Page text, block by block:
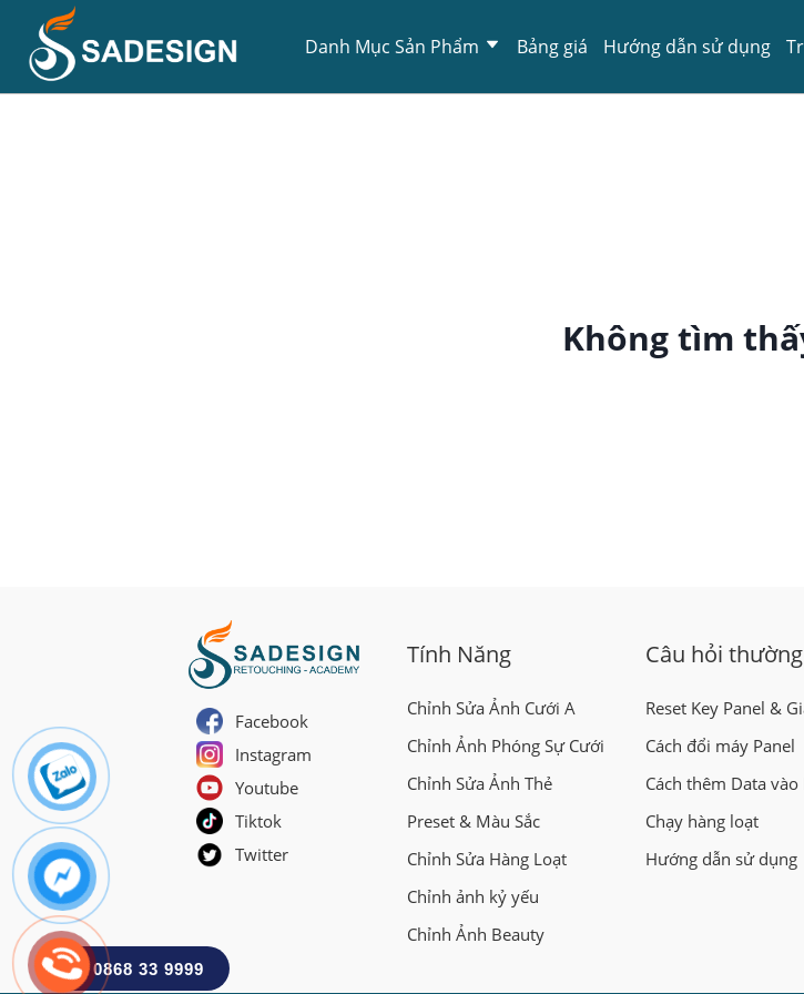
Danh Mục Sản Phẩm Bảng giá Hướng dẫn sử dụng
Không tìm
Facebook
Instagram
Youtube
Tiktok
Twitter
Tính Năng
Chỉnh Sửa Ảnh Cưới A
Chỉnh Ảnh Phóng Sự Cưới
Chỉnh Sửa Ảnh Thẻ
Preset & Màu Sắc
Chỉnh Sửa Hàng Loạt
Chỉnh ảnh kỷ yếu
Chỉnh Ảnh Beauty
Câu hỏi
Reset Key Panel &
Cách đổi máy Panel
Cách thêm Data vào
Chạy hàng loạt
Hướng dẫn sử dụng
0868 33 9999